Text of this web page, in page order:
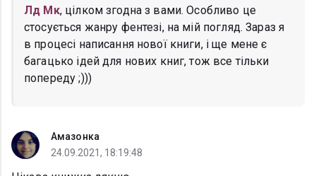
Лд Мк, цілком згодна з вами. Особливо це
стосується жанру фентезі, на мій погляд. Зараз я
в процесі написання нової книги, і ще мене є
багацько ідей для нових книг, тож все тільки
попереду ;)))
Амазонка
24.09.2021, 18:19:48